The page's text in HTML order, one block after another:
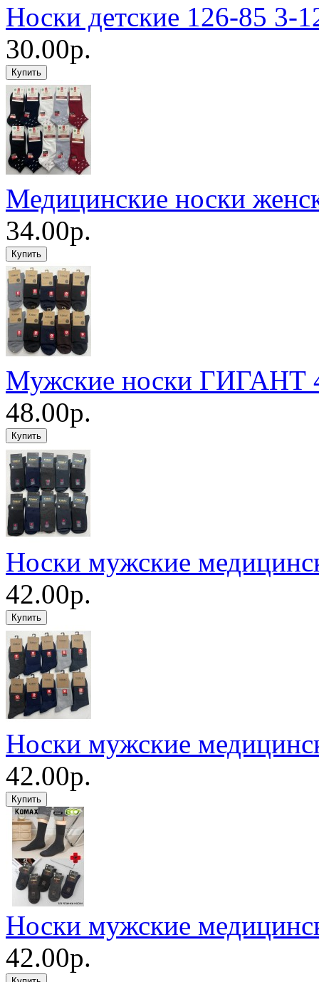
Носки детские 126-85 3-
30.00р.
Медицинские носки
34.00р.
Мужские носки ГИГАНТ
48.00р.
Носки мужские
42.00р.
Носки мужские
42.00р.
Носки мужские
42.00р.